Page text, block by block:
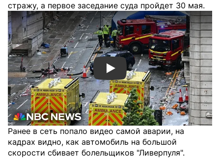
стражу, а первое заседание суда пройдет 30 мая.
Смотреть видео YouTube
Ранее в сеть попало видео самой аварии, на
кадрах видно, как автомобиль на большой
скорости сбивает болельщиков "Ливерпуля".